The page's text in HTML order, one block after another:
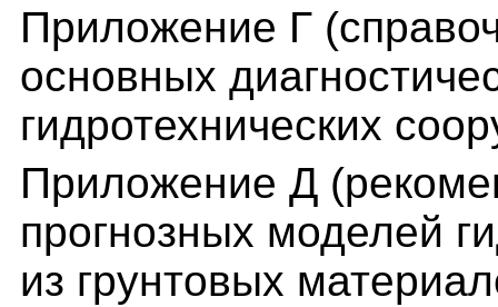
Приложение Г
основных
гидротехнических
Приложение Д
прогнозных моделей
из грунтовых